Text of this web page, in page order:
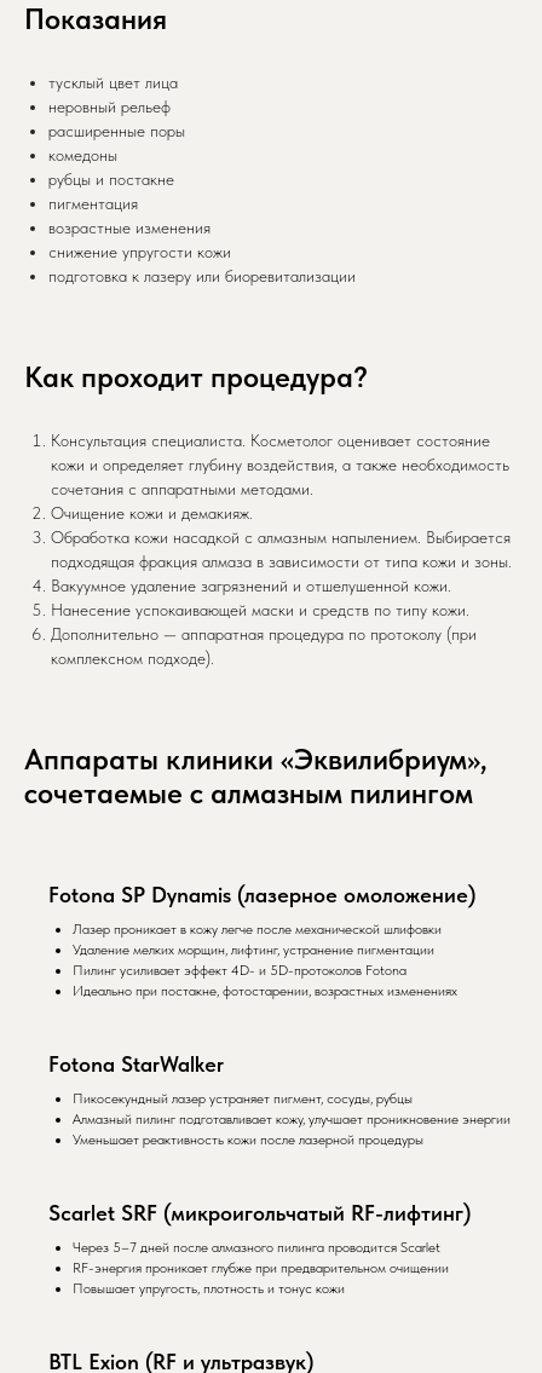
Показания
тусклый цвет лица
неровный рельеф
расширенные поры
комедоны
рубцы и постакне
пигментация
возрастные изменения
снижение упругости кожи
подготовка к лазеру или биоревитализации
Как проходит процедура?
Консультация специалиста. Косметолог оценивает состояние
кожи и определяет глубину воздействия, а также необходимость
сочетания с аппаратными методами.
Очищение кожи и демакияж.
Обработка кожи насадкой с алмазным напылением. Выбирается
подходящая фракция алмаза в зависимости от типа кожи и зоны.
Вакуумное удаление загрязнений и отшелушенной кожи.
Нанесение успокаивающей маски и средств по типу кожи.
Дополнительно — аппаратная процедура по протоколу (при
комплексном подходе).
Аппараты клиники «Эквилибриум»,
сочетаемые с алмазным пилингом
Fotona SP Dynamis (лазерное омоложение)
Лазер проникает в кожу легче после механической шлифовки
Удаление мелких морщин, лифтинг, устранение пигментации
Пилинг усиливает эффект 4D- и 5D-протоколов Fotona
Идеально при постакне, фотостарении, возрастных изменениях
Fotona StarWalker
Пикосекундный лазер устраняет пигмент, сосуды, рубцы
Алмазный пилинг подготавливает кожу, улучшает проникновение энергии
Уменьшает реактивность кожи после лазерной процедуры
Scarlet SRF (микроигольчатый RF-лифтинг)
Через 5–7 дней после алмазного пилинга проводится Scarlet
RF-энергия проникает глубже при предварительном очищении
Повышает упругость, плотность и тонус кожи
BTL Exion (RF и ультразвук)